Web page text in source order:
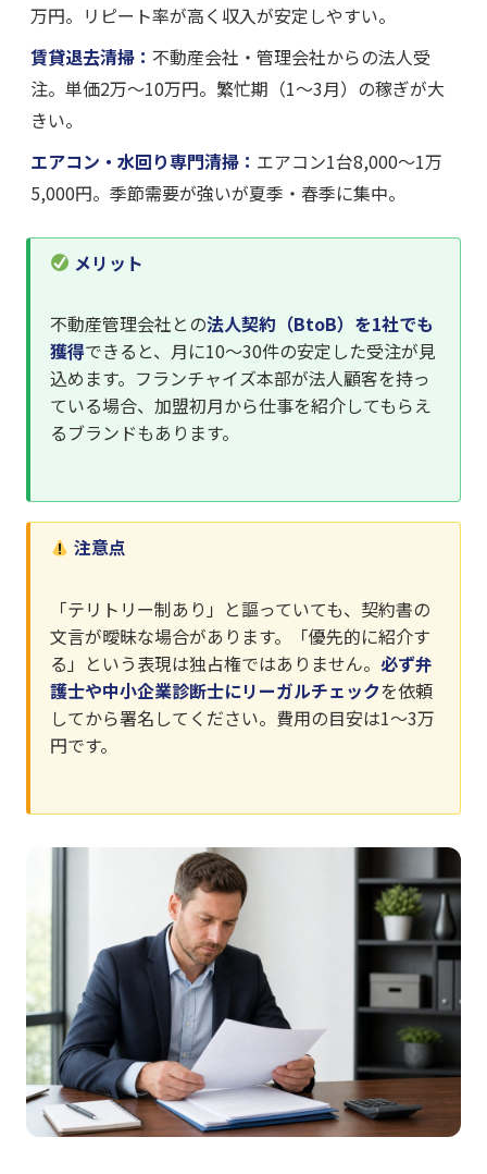
万円。リピート率が高く収入が安定しやすい。
賃貸退去清掃： 不動産会社・管理会社からの法人受
注。単価2万〜10万円。繁忙期（1〜3月）の稼ぎが大
きい。
エアコン・水回り専門清掃： エアコン1台8,000〜1万
5,000円。季節需要が強いが夏季・春季に集中。
メリット
不動産管理会社との法人契約（BtoB）を1社でも
獲得できると、月に10〜30件の安定した受注が見
込めます。フランチャイズ本部が法人顧客を持っ
ている場合、加盟初月から仕事を紹介してもらえ
るブランドもあります。
注意点
「テリトリー制あり」と謳っていても、契約書の
文言が曖昧な場合があります。「優先的に紹介す
る」という表現は独占権ではありません。 必ず弁
護士や中小企業診断士にリーガルチェックを依頼
してから署名してください。費用の目安は1〜3万
円です。